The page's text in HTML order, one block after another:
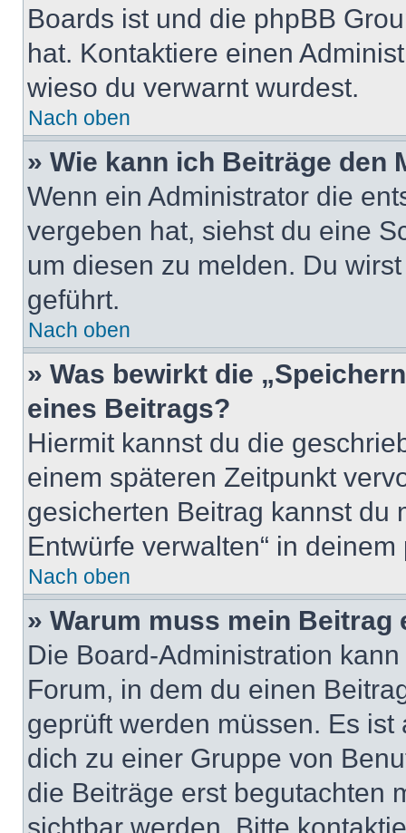
Boards ist und die phpBB
hat. Kontaktiere einen
wieso du verwarnt wurdest.
Nach oben
» Wie kann ich Beiträge den
Wenn ein Administrator die
vergeben hat, siehst du eine
um diesen zu melden. Du
geführt.
Nach oben
» Was bewirkt die
eines Beitrags?
Hiermit kannst du die
einem späteren Zeitpunkt
gesicherten Beitrag kannst du
Entwürfe verwalten“ in
Nach oben
» Warum muss mein
Die Board-Administration
Forum, in dem du einen
geprüft werden müssen. Es
dich zu einer Gruppe von
die Beiträge erst begutachten